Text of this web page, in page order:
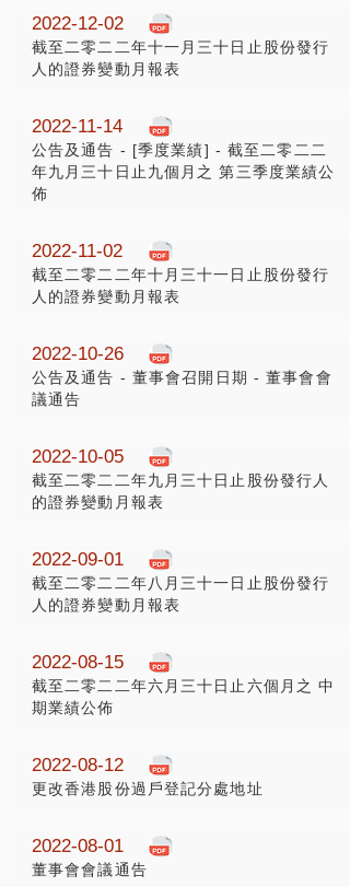
2022-12-02
截至二零二二年十一月三十日止股份發行
人的證券變動月報表
2022-11-14
公告及通告 - [季度業績] - 截至二零二二
年九月三十日止九個月之 第三季度業績公
佈
2022-11-02
截至二零二二年十月三十一日止股份發行
人的證券變動月報表
2022-10-26
公告及通告 - 董事會召開日期 - 董事會會
議通告
2022-10-05
截至二零二二年九月三十日止股份發行人
的證券變動月報表
2022-09-01
截至二零二二年八月三十一日止股份發行
人的證券變動月報表
2022-08-15
截至二零二二年六月三十日止六個月之 中
期業績公佈
2022-08-12
更改香港股份過戶登記分處地址
2022-08-01
董事會會議通告